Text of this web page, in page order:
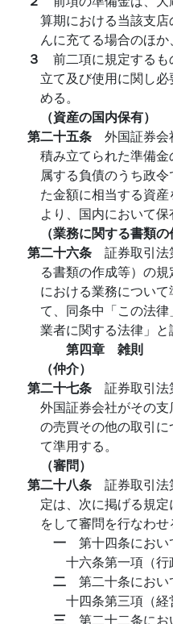
算期における当該支
んに充てる場合のほか
３ 前二項に規定する
立て及び使用に関し
める。
（資産の国内保有）
第二十五条 外国証券会
積み立てられた準備
属する負債のうち政
た金額に相当する資
より、国内において保
（業務に関する書類の
第二十六条 証券取引
る書類の作成等）の
における業務につい
て、同条中「この法
業者に関する法律」と
第四章 雑則
（仲介）
第二十七条 証券取引法
外国証券会社がその
の売買その他の取引
て準用する。
（審問）
第二十八条 証券取引
定は、次に掲げる規
をして審問を行なわせ
一 第十四条にお
十六条第一項（行
二 第二十条にお
十四条第三項（経
三 第二十二条に